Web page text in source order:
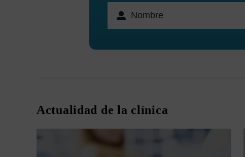
Actualidad de la clínica